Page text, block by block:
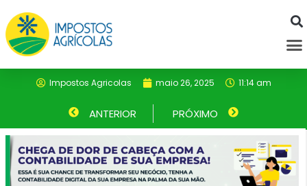
para
Impostos Agricolas maio 26, 2025 11:14 am
Anterior
ANTERIOR PRÓXIMO Próximo